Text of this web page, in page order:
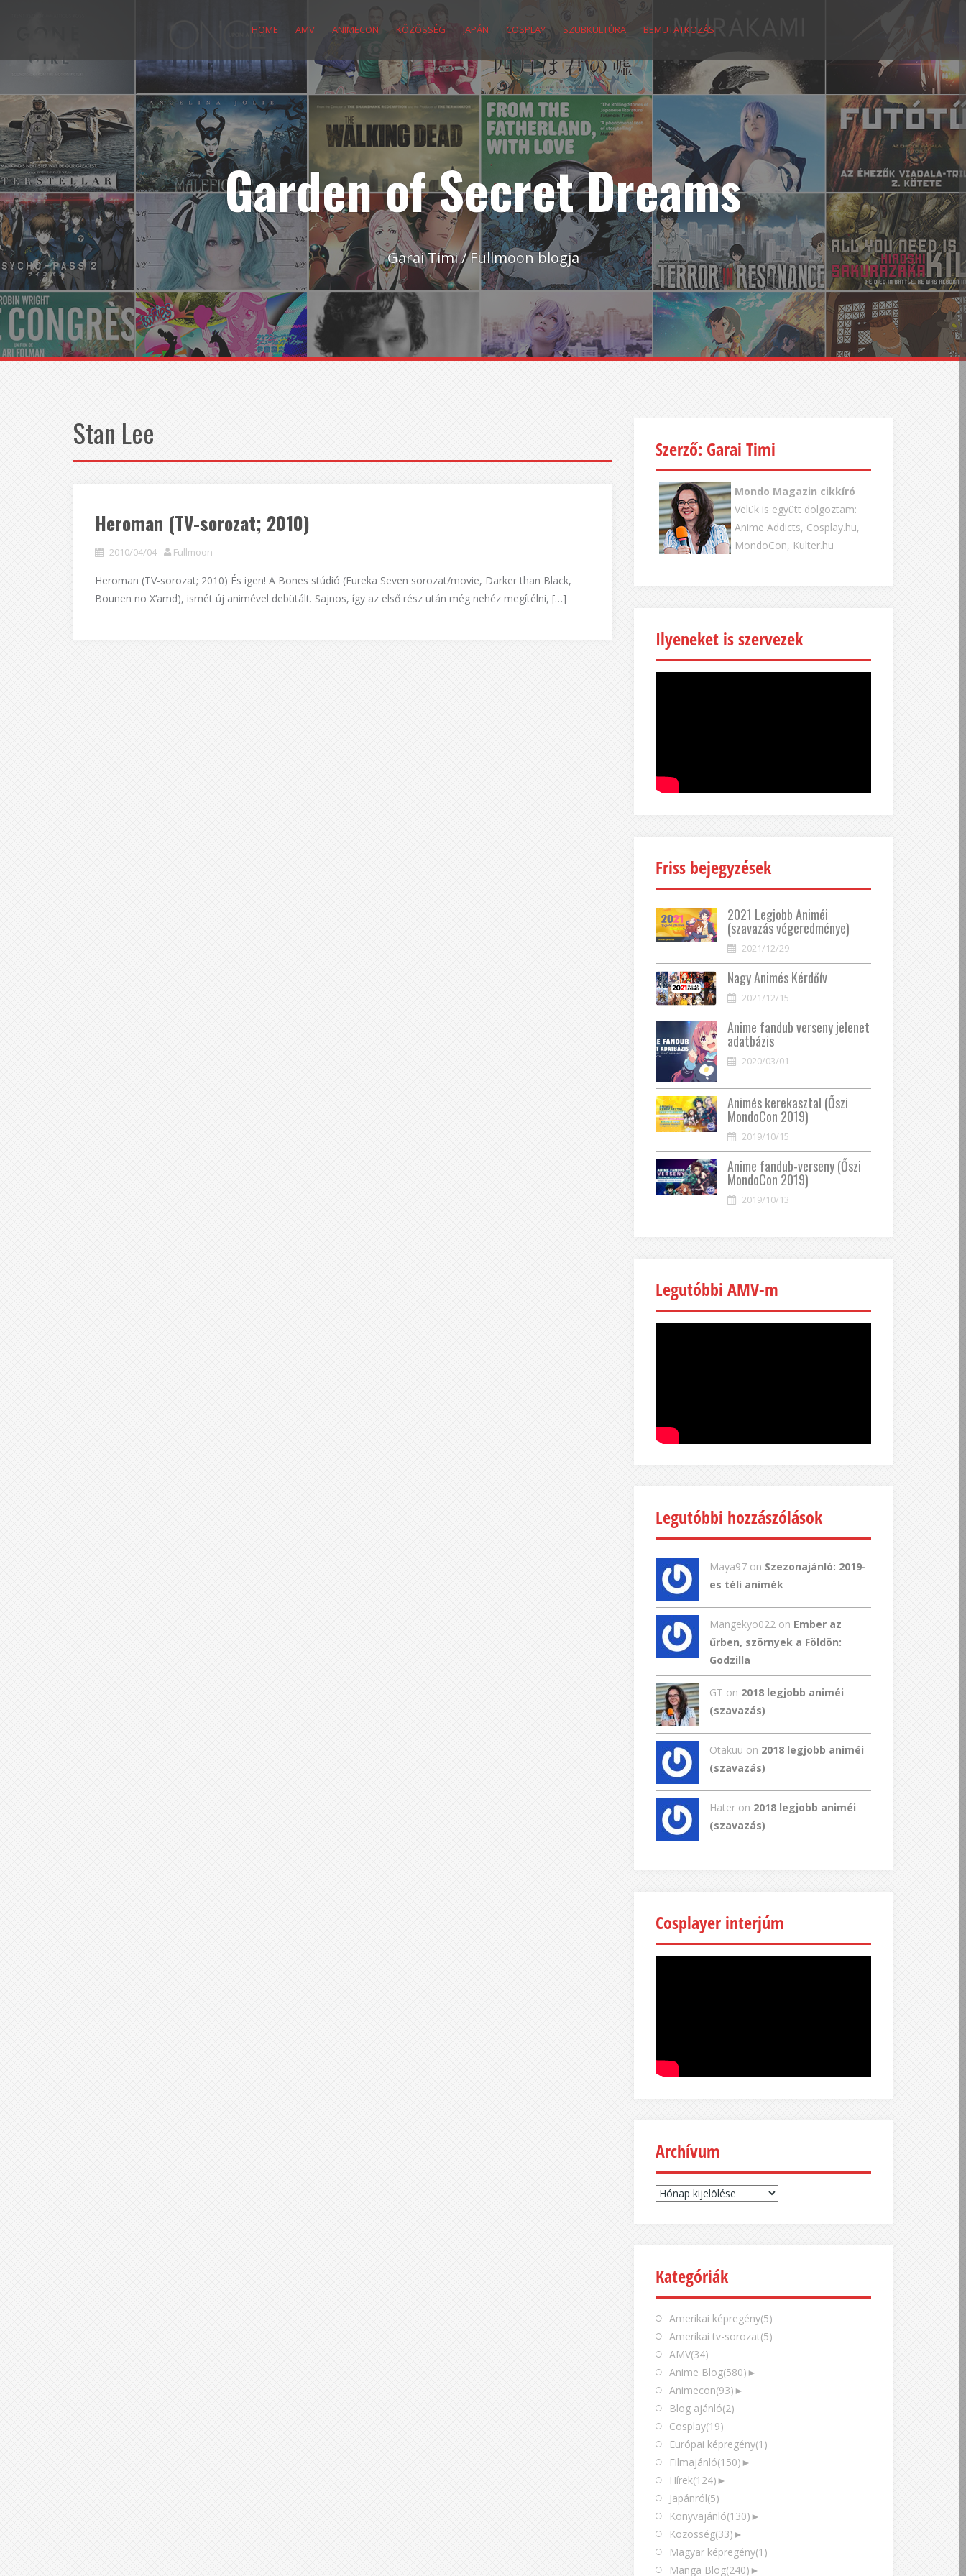
HOME AMV ANIMECON KÖZÖSSÉG JAPÁN COSPLAY SZUBKULTÚRA BEMUTATKOZÁS
Garden of Secret Dreams
Garai Timi / Fullmoon blogja
Stan Lee
Heroman (TV-sorozat; 2010)
2010/04/04 Fullmoon
Heroman (TV-sorozat; 2010) És igen! A Bones stúdió (Eureka Seven sorozat/movie, Darker than Black,
Bounen no X’amd), ismét új animével debütált. Sajnos, így az első rész után még nehéz megítélni, […]
Szerző: Garai Timi
Mondo Magazin cikkíró
Velük is együtt dolgoztam:
Anime Addicts, Cosplay.hu,
MondoCon, Kulter.hu
Ilyeneket is szervezek
Friss bejegyzések
2021 Legjobb Animéi
(szavazás végeredménye)
2021/12/29
Nagy Animés Kérdőív
2021/12/15
Anime fandub verseny jelenet
adatbázis
2020/03/01
Animés kerekasztal (Őszi
MondoCon 2019)
2019/10/15
Anime fandub-verseny (Őszi
MondoCon 2019)
2019/10/13
Legutóbbi AMV-m
Legutóbbi hozzászólások
Maya97 on Szezonajánló: 2019-
es téli animék
Mangekyo022 on Ember az
űrben, szörnyek a Földön:
Godzilla
GT on 2018 legjobb animéi
(szavazás)
Otakuu on 2018 legjobb animéi
(szavazás)
Hater on 2018 legjobb animéi
(szavazás)
Cosplayer interjúm
Archívum
Archívum
Kategóriák
Amerikai képregény(5)
Amerikai tv-sorozat(5)
AMV(34)
Anime Blog(580) ►
Animecon(93) ►
Blog ajánló(2)
Cosplay(19)
Európai képregény(1)
Filmajánló(150) ►
Hírek(124) ►
Japánról(5)
Könyvajánló(130) ►
Közösség(33) ►
Magyar képregény(1)
Manga Blog(240) ►